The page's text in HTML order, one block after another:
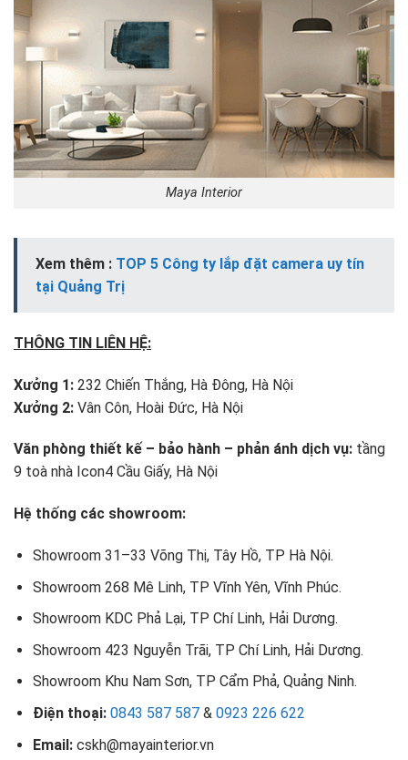
Maya Interior
Xem thêm : TOP 5 Công ty lắp đặt camera uy tín
tại Quảng Trị
THÔNG TIN LIÊN HỆ:
Xưởng 1: 232 Chiến Thắng, Hà Đông, Hà Nội
Xưởng 2: Vân Côn, Hoài Đức, Hà Nội
Văn phòng thiết kế – bảo hành – phản ánh dịch vụ: tầng
9 toà nhà Icon4 Cầu Giấy, Hà Nội
Hệ thống các showroom:
Showroom 31–33 Võng Thị, Tây Hồ, TP Hà Nội.
Showroom 268 Mê Linh, TP Vĩnh Yên, Vĩnh Phúc.
Showroom KDC Phả Lại, TP Chí Linh, Hải Dương.
Showroom 423 Nguyễn Trãi, TP Chí Linh, Hải Dương.
Showroom Khu Nam Sơn, TP Cẩm Phả, Quảng Ninh.
Điện thoại: 0843 587 587& 0923 226 622
Email: cskh@mayainterior.vn